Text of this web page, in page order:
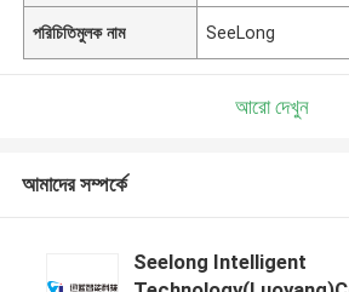
পরিচিতিমুলক নাম SeeLong
আরো দেখুন
আমাদের সম্পর্কে
Seelong Intelligent